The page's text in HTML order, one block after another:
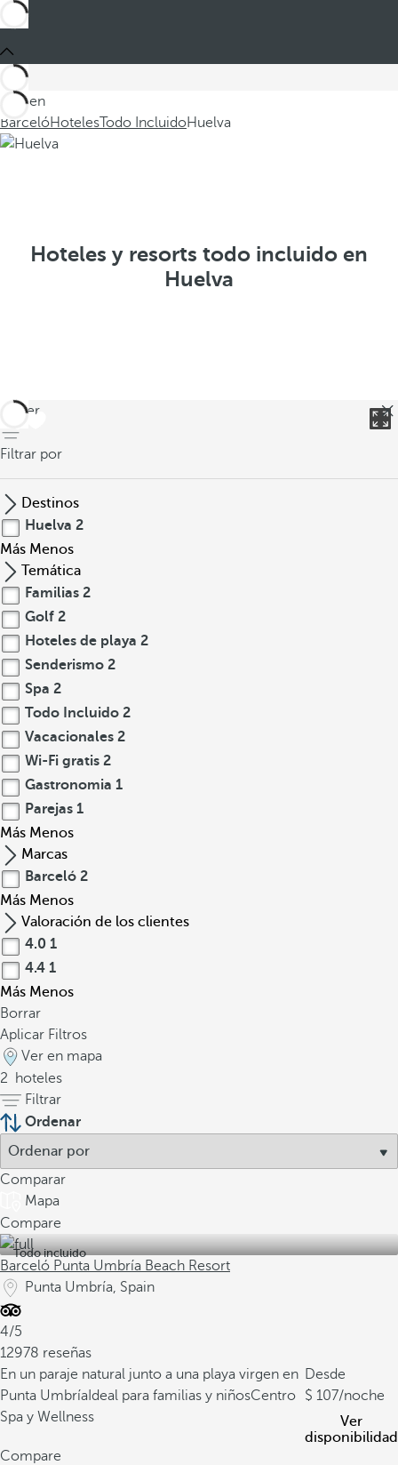
Está en
BarcelóHotelesTodo IncluidoHuelva
Hoteles y resorts todo incluido en
Huelva
volver
Filtrar por
Destinos
Huelva 2
Más Menos
Temática
Familias 2
Golf 2
Hoteles de playa 2
Senderismo 2
Spa 2
Todo Incluido 2
Vacacionales 2
Wi-Fi gratis 2
Gastronomia 1
Parejas 1
Más Menos
Marcas
Barceló 2
Más Menos
Valoración de los clientes
4.0 1
4.4 1
Más Menos
Borrar
Aplicar Filtros
Ver en mapa
2
hoteles
Filtrar
Ordenar
Comparar
Mapa
Compare
Todo incluido
Barceló Punta Umbría Beach Resort
Punta Umbría, Spain
4/5
12978 reseñas
En un paraje natural junto a una playa virgen en
Punta Umbría Ideal para familias y niñosCentro
Spa y Wellness
Desde
107/noche
Ver
disponibilidad
Compare